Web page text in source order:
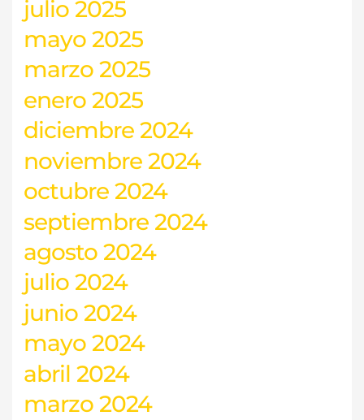
julio 2025
mayo 2025
marzo 2025
enero 2025
diciembre 2024
noviembre 2024
octubre 2024
septiembre 2024
agosto 2024
julio 2024
junio 2024
mayo 2024
abril 2024
marzo 2024